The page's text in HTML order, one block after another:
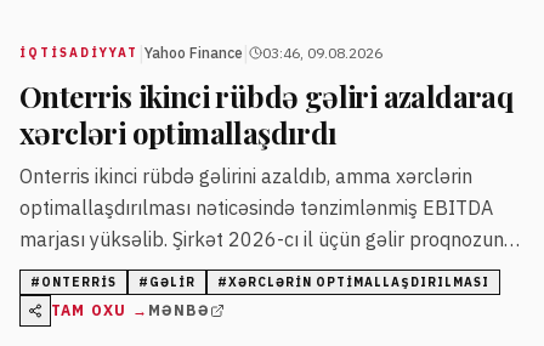
İQTISADIYYAT Yahoo Finance 03:46, 09.08.2026
Onterris ikinci rübdə gəliri azaldaraq
xərcləri optimallaşdırdı
Onterris ikinci rübdə gəlirini azaldıb, amma xərclərin
optimallaşdırılması nəticəsində tənzimlənmiş EBITDA
marjası yüksəlib. Şirkət 2026-cı il üçün gəlir proqnozunu
endirib, amma ikinci yarı üçün güclü nağd pul axını
gözləyir.
# ONTERRIS # GƏLIR #XƏRCLƏRIN OPTIMALLAŞDIRILMASI
TAM OXU → MƏNBƏ